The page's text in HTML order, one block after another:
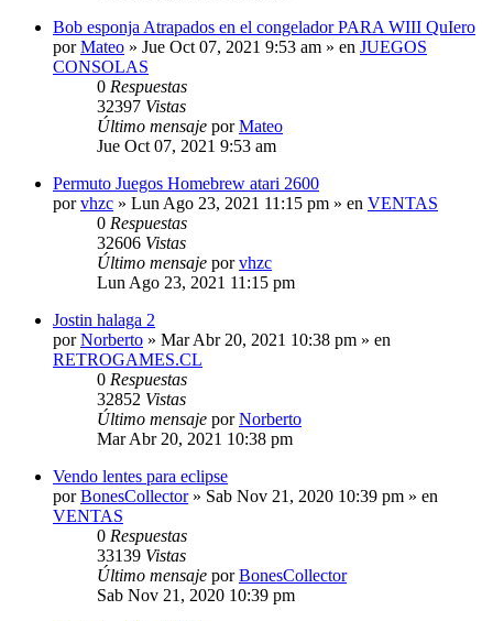
Bob esponja Atrapados en el congelador PARA WIII QuIero
porMateo » Jue Oct 07, 2021 9:53 am » en JUEGOS
CONSOLAS
0 Respuestas
32397 Vistas
Último mensaje porMateo
Jue Oct 07, 2021 9:53 am
Permuto Juegos Homebrew atari 2600
porvhzc » Lun Ago 23, 2021 11:15 pm » en VENTAS
0 Respuestas
32606 Vistas
Último mensaje porvhzc
Lun Ago 23, 2021 11:15 pm
Jostin halaga 2
porNorberto » Mar Abr 20, 2021 10:38 pm » en
RETROGAMES.CL
0 Respuestas
32852 Vistas
Último mensaje porNorberto
Mar Abr 20, 2021 10:38 pm
Vendo lentes para eclipse
porBonesCollector» Sab Nov 21, 2020 10:39 pm » en
VENTAS
0 Respuestas
33139 Vistas
Último mensaje porBonesCollector
Sab Nov 21, 2020 10:39 pm